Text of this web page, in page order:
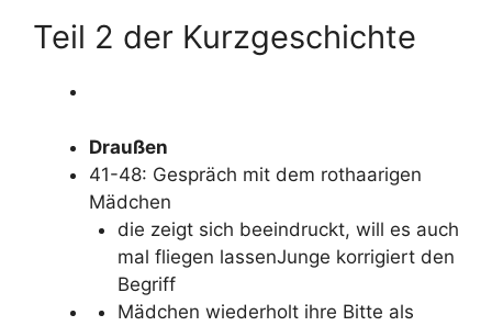
Teil 2 der Kurzgeschichte
Draußen
41-48: Gespräch mit dem rothaarigen
Mädchen
die zeigt sich beeindruckt, will es auch
mal fliegen lassenJunge korrigiert den
Begriff
Mädchen wiederholt ihre Bitte als